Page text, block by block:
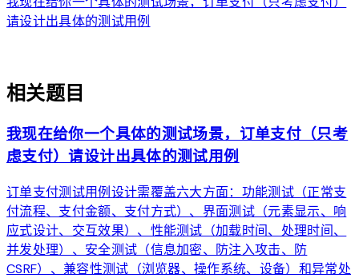
请设计出具体的测试用例
相关题目
我现在给你一个具体的测试场景，订单支付（只考
虑支付）请设计出具体的测试用例
订单支付测试用例设计需覆盖六大方面：功能测试（正常支
付流程、支付金额、支付方式）、界面测试（元素显示、响
应式设计、交互效果）、性能测试（加载时间、处理时间、
并发处理）、安全测试（信息加密、防注入攻击、防
CSRF）、兼容性测试（浏览器、操作系统、设备）和异常处